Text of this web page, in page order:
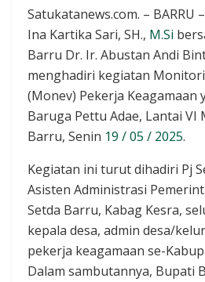
Satukatanews.com. – BARRU
Ina Kartika Sari, SH., M.Si
Barru Dr. Ir. Abustan Andi
menghadiri kegiatan
(Monev) Pekerja Keagamaan
Baruga Pettu Adae, Lantai VI
Barru, Senin 19 / 05 / 2025.
Kegiatan ini turut dihadiri Pj
Asisten Administrasi
Setda Barru, Kabag Kesra,
kepala desa, admin desa/
pekerja keagamaan se-
Dalam sambutannya, Bupati